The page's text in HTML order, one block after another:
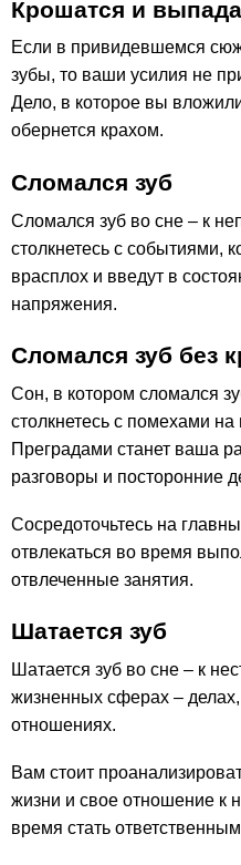
Крошатся и
Если в привидевшемся
зубы, то ваши усилия не
Дело, в которое вы
обернется крахом.
Сломался зуб
Сломался зуб во сне – к
столкнетесь с событиями,
врасплох и введут в
напряжения.
Сломался зуб без
Сон, в котором сломался
столкнетесь с помехами
Преградами станет ваша
разговоры и посторонние
Сосредоточьтесь на
отвлекаться во время
отвлеченные занятия.
Шатается зуб
Шатается зуб во сне – к
жизненных сферах –
отношениях.
Вам стоит
жизни и свое отношение к
время стать